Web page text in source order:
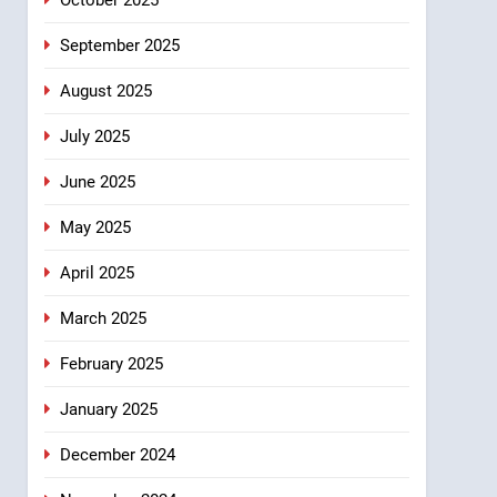
September 2025
August 2025
July 2025
June 2025
May 2025
April 2025
March 2025
February 2025
January 2025
December 2024